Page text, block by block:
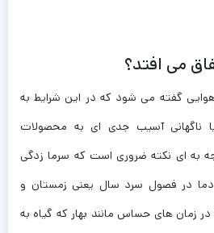
می افتد؟
گفته می شود که در این شرایط به
ناگهانی آسیب جدی ای به محصولات
به ای نکته ضروری است که سرما زدگی
در فصول سرد سال یعنی زمستان و
در زمان های حساس مانند بهار که گیاه به